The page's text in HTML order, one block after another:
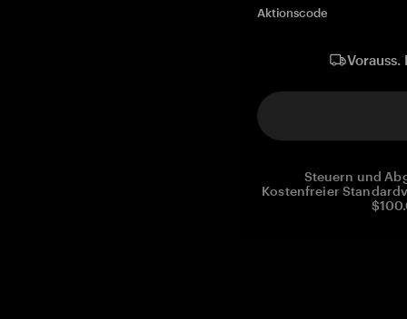
Aktionscode
Steuern und
Kostenfreier